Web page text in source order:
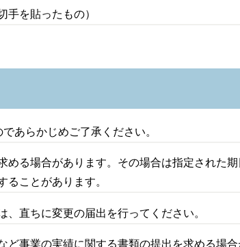
手を貼ったもの）
あらかじめご了承ください。
る場合があります。その場合は指定された
ることがあります。
直ちに変更の届出を行ってください。
ど事業の実績に関する書類の提出を求める場